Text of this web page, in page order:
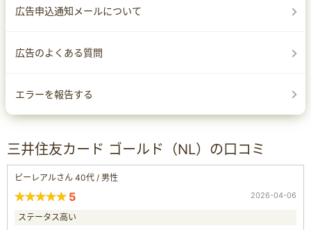
広告申込通知メールについて
広告のよくある質問
エラーを報告する
三井住友カード ゴールド（NL）の口コミ
ピーレアルさん 40代 / 男性
5 2026-04-06
ステータス高い